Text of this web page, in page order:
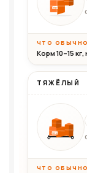
20кг
ЧТО
Корм 10–15
ТЯЖЁЛЫЙ
30+кг
ЧТО